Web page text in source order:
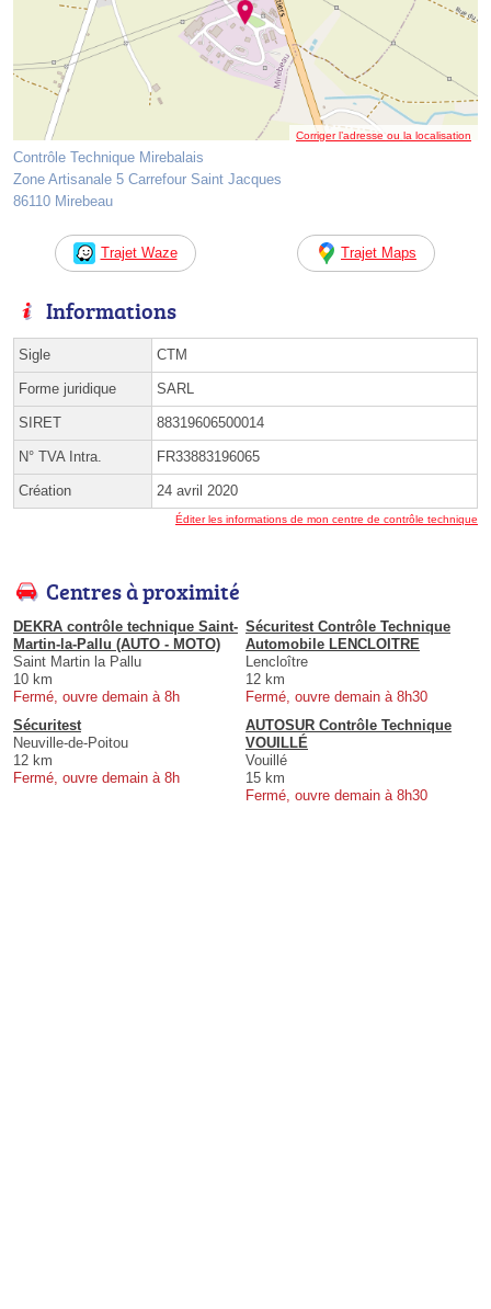
Corriger l’adresse ou la localisation
Contrôle Technique Mirebalais
Zone Artisanale 5 Carrefour Saint Jacques
86110 Mirebeau
Trajet Waze Trajet Maps
Informations
Sigle CTM
Forme juridique SARL
SIRET 88319606500014
N° TVA Intra. FR33883196065
Création 24 avril 2020
Éditer les informations de mon centre de contrôle technique
Centres à proximité
DEKRA contrôle technique Saint-
Martin-la-Pallu (AUTO - MOTO)
Saint Martin la Pallu
10 km
Fermé, ouvre demain à 8h
Sécuritest Contrôle Technique
Automobile LENCLOITRE
Lencloître
12 km
Fermé, ouvre demain à 8h30
Sécuritest
Neuville-de-Poitou
12 km
Fermé, ouvre demain à 8h
AUTOSUR Contrôle Technique
VOUILLÉ
Vouillé
15 km
Fermé, ouvre demain à 8h30